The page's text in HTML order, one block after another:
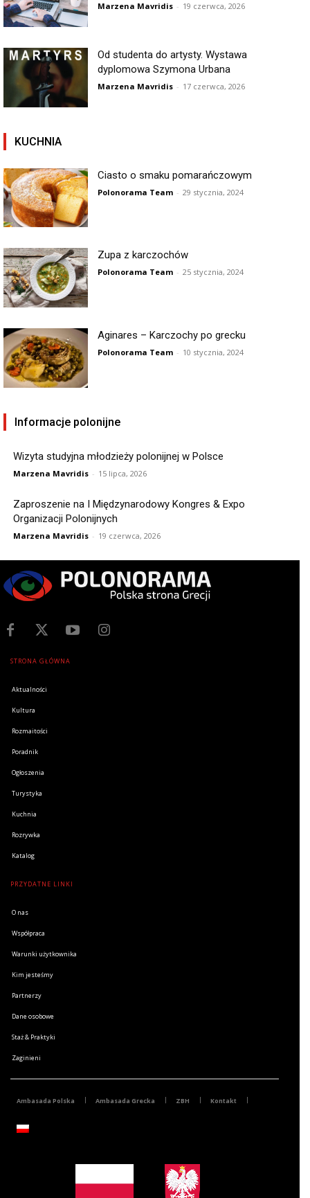
Marzena Mavridis - 19 czerwca, 2026
Od studenta do artysty. Wystawa
dyplomowa Szymona Urbana
Marzena Mavridis - 17 czerwca, 2026
KUCHNIA
Ciasto o smaku pomarańczowym
Polonorama Team - 29 stycznia, 2024
Zupa z karczochów
Polonorama Team - 25 stycznia, 2024
Aginares – Karczochy po grecku
Polonorama Team - 10 stycznia, 2024
Informacje polonijne
Wizyta studyjna młodzieży polonijnej w Polsce
Marzena Mavridis - 15 lipca, 2026
Zaproszenie na I Międzynarodowy Kongres & Expo
Organizacji Polonijnych
Marzena Mavridis - 19 czerwca, 2026
STRONA GŁÓWNA
Aktualności
Kultura
Rozmaitości
Poradnik
Ogłoszenia
Turystyka
Kuchnia
Rozrywka
Katalog
PRZYDATNE LINKI
O nas
Współpraca
Warunki użytkownika
Kim jesteśmy
Partnerzy
Dane osobowe
Staż & Praktyki
Zaginieni
Ambasada Polska Ambasada Grecka ZBH Kontakt